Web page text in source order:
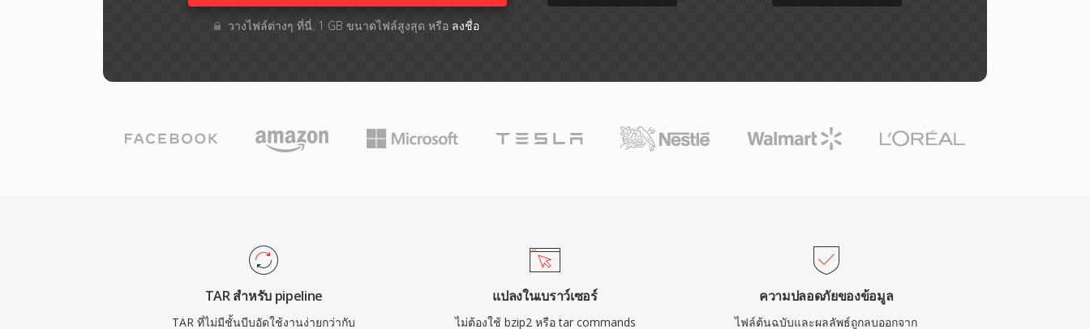
วางไฟล์ต่างๆ​ ที่นี่. 1 GB ขนาดไฟล์สูงสุด หรือ ลงชื่อ
TAR สำหรับ pipeline
TAR ที่ไม่มีชั้นบีบอัดใช้งานง่ายกว่ากับ
แปลงในเบราว์เซอร์
ไม่ต้องใช้ bzip2 หรือ tar commands
ความปลอดภัยของข้อมูล
ไฟล์ต้นฉบับและผลลัพธ์ถูกลบออกจาก